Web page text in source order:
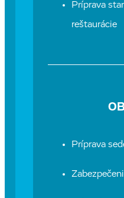
Príprava
reštaurácie
Príprava